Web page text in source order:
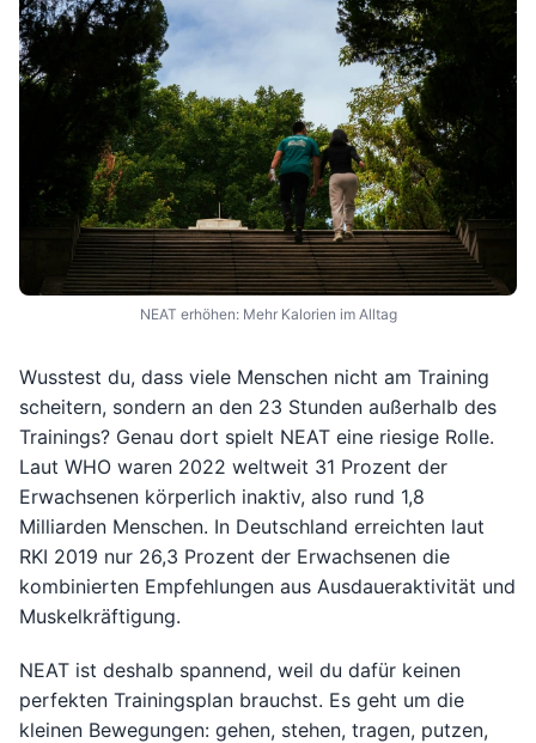
NEAT erhöhen: Mehr Kalorien im Alltag
Wusstest du, dass viele Menschen nicht am Training
scheitern, sondern an den 23 Stunden außerhalb des
Trainings? Genau dort spielt NEAT eine riesige Rolle.
Laut WHO waren 2022 weltweit 31 Prozent der
Erwachsenen körperlich inaktiv, also rund 1,8
Milliarden Menschen. In Deutschland erreichten laut
RKI 2019 nur 26,3 Prozent der Erwachsenen die
kombinierten Empfehlungen aus Ausdaueraktivität und
Muskelkräftigung.
NEAT ist deshalb spannend, weil du dafür keinen
perfekten Trainingsplan brauchst. Es geht um die
kleinen Bewegungen: gehen, stehen, tragen, putzen,